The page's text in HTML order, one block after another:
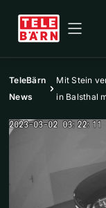
TeleBärn
News
Mit Stein
in Balsthal